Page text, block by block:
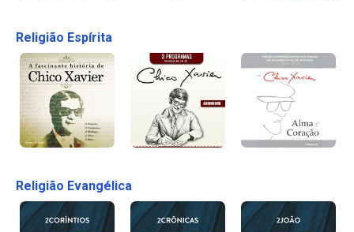
Religião Espírita
Religião Evangélica